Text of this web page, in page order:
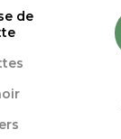
de